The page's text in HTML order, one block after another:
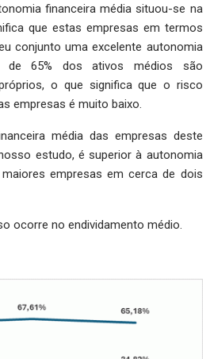
financeira média situou-se na
que estas empresas em termos
conjunto uma excelente autonomia
de 65% dos ativos médios são
o que significa que o risco
empresas é muito baixo.
média das empresas deste
estudo, é superior à autonomia
empresas em cerca de dois
ocorre no endividamento médio.